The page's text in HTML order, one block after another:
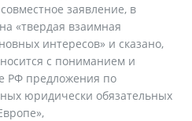
заявление, в
«твердая взаимная
интересов» и сказано,
с пониманием и
РФ предложения по
юридически обязательных